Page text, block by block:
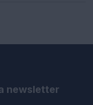
newsletter